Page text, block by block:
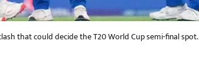
that could decide the T20 World Cup semi-final spot.